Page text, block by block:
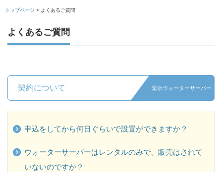
トップページ > よくあるご質問
よくあるご質問
契約について 楽水ウォーターサーバー
申込をしてから何日ぐらいで設置ができますか？
ウォーターサーバーはレンタルのみで、販売はされて
いないのですか？